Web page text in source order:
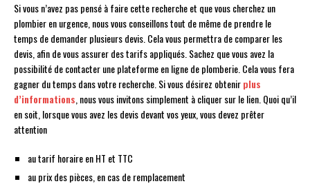
Si vous n’avez pas pensé à faire cette recherche et que vous cherchez un
plombier en urgence, nous vous conseillons tout de même de prendre le
temps de demander plusieurs devis. Cela vous permettra de comparer les
devis, afin de vous assurer des tarifs appliqués. Sachez que vous avez la
possibilité de contacter une plateforme en ligne de plomberie. Cela vous fera
gagner du temps dans votre recherche. Si vous désirez obtenirplus
d’informations, nous vous invitons simplement à cliquer sur le lien. Quoi qu’il
en soit, lorsque vous avez les devis devant vos yeux, vous devez prêter
attention
au tarif horaire en HT et TTC
au prix des pièces, en cas de remplacement